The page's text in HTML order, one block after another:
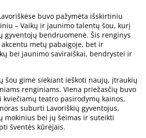
buvo pažymėta išskirtiniu
– Vaikų ir jaunimo talentų šou, kurį
gyventojų bendruomenė. Šis renginys
metų pabaigoje, bet ir
bei jaunimo saviraiškai, bendrystei ir
šou gimė siekiant ieškoti naujų, įtraukių
renginiams. Viena priežasčių buvo
kviečiamų teatro pasirodymų kainos,
suburti Lavoriškių gyventojus,
mokinius bei jų šeimas ir suteikti
šventės kūrėjais.